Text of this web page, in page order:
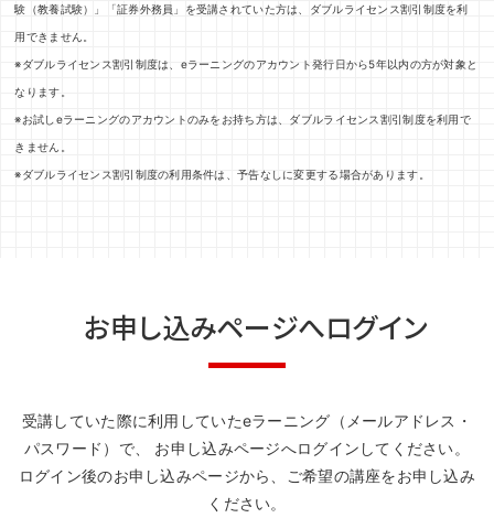
験（教養試験）」「証券外務員」を受講されていた方は、ダブルライセンス割引制度を利
用できません。
※ダブルライセンス割引制度は、eラーニングのアカウント発行日から5年以内の方が対象と
なります。
※お試しeラーニングのアカウントのみをお持ち方は、ダブルライセンス割引制度を利用で
きません。
※ダブルライセンス割引制度の利用条件は、予告なしに変更する場合があります。
お申し込みページへログイン
受講していた際に利用していたeラーニング（メールアドレス・
パスワード）で、
お申し込みページへログインしてください。
ログイン後のお申し込みページから、ご希望の講座をお申し込み
ください。